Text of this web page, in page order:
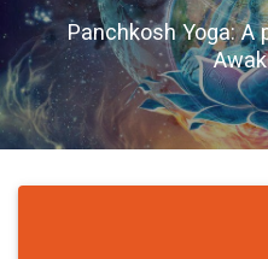
Panchkosh Yoga: